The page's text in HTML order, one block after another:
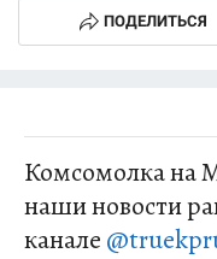
ПОДЕЛИТЬСЯ
Комсомолка на
наши новости
канале